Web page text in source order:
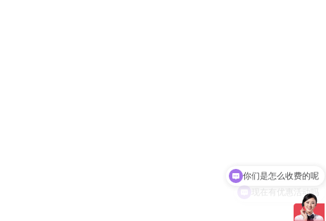
现在有优惠活动吗